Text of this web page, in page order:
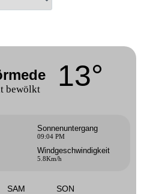
bewölkt 13°
Sonnenuntergang
09:04 PM
Windgeschwindigkeit
5.8Km/h
SAM SON